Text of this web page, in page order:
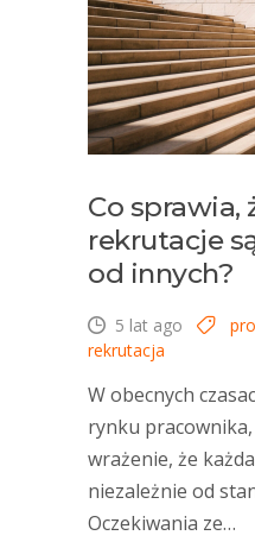
Co sprawia,
rekrutacje
od innych?
5 lat ago
rekrutacja
W obecnych
rynku
wrażenie, że
niezależnie od
Oczekiwania ze…